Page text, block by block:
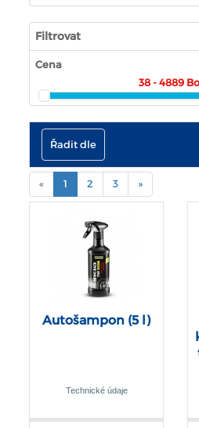
Filtrovat
Cena
38 - 4889
Řadit dle
« 1 (current)
2 3 »
Autošampon (5 l)
Technické údaje